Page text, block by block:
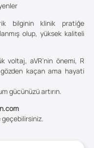
bilginin klinik pratiğe
olup, yüksek kaliteli
voltaj, aVR’nin önemi, R
kaçan ama hayati
gücünüzü artırın.